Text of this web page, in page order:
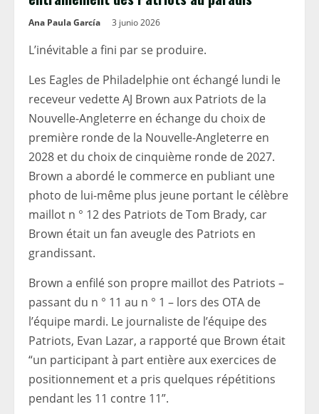
Ana Paula García 3 junio 2026
L’inévitable a fini par se produire.
Les Eagles de Philadelphie ont échangé lundi le
receveur vedette AJ Brown aux Patriots de la
Nouvelle-Angleterre en échange du choix de
première ronde de la Nouvelle-Angleterre en
2028 et du choix de cinquième ronde de 2027.
Brown a abordé le commerce en publiant une
photo de lui-même plus jeune portant le célèbre
maillot n ° 12 des Patriots de Tom Brady, car
Brown était un fan aveugle des Patriots en
grandissant.
Brown a enfilé son propre maillot des Patriots –
passant du n ° 11 au n ° 1 – lors des OTA de
l’équipe mardi. Le journaliste de l’équipe des
Patriots, Evan Lazar, a rapporté que Brown était
“un participant à part entière aux exercices de
positionnement et a pris quelques répétitions
pendant les 11 contre 11”.